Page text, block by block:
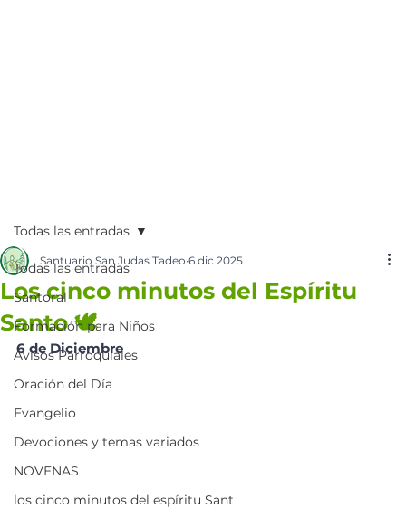
Todas las entradas
Santoral
Formación para Niños
Avisos Parroquiales
Oración del Día
Evangelio
Devociones y temas variados
NOVENAS
los cinco minutos del espíritu Sant
Todas las entradas
Los cinco minutos del Espíritu
Santo 🕊️
Santuario San Judas Tadeo 6 dic 2025
6 de Diciembre